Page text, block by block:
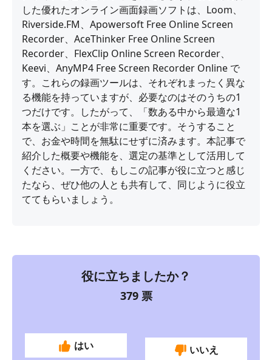
した優れたオンライン画面録画ソフトは、Loom、
Riverside.FM、Apowersoft Free Online Screen
Recorder、AceThinker Free Online Screen
Recorder、FlexClip Online Screen Recorder、
Keevi、AnyMP4 Free Screen Recorder Online で
す。これらの録画ツールは、それぞれまったく異な
る機能を持っていますが、必要なのはそのうちの1
つだけです。したがって、「数ある中から最適な1
本を選ぶ」ことが非常に重要です。そうすること
で、お金や時間を無駄にせずに済みます。本記事で
紹介した概要や機能を、選定の基準として活用して
ください。一方で、もしこの記事が役に立つと感じ
たなら、ぜひ他の人とも共有して、同じように役立
ててもらいましょう。
役に立ちましたか？
379票
はい いいえ